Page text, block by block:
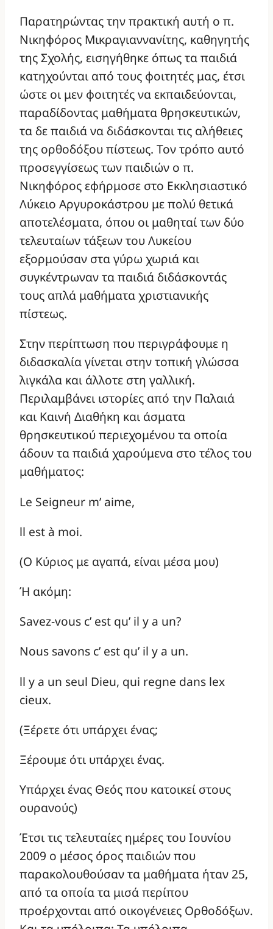
Παρατηρώντας την πρακτική αυτή ο π.
Νικηφόρος Μικραγιαννανίτης, καθηγητής
της Σχολής, εισηγήθηκε όπως τα παιδιά
κατηχούνται από τους φοιτητές μας, έτσι
ώστε οι μεν φοιτητές να εκπαιδεύονται,
παραδίδοντας μαθήματα θρησκευτικών,
τα δε παιδιά να διδάσκονται τις αλήθειες
της ορθοδόξου πίστεως. Τον τρόπο αυτό
προσεγγίσεως των παιδιών ο π.
Νικηφόρος εφήρμοσε στο Εκκλησιαστικό
Λύκειο Αργυροκάστρου με πολύ θετικά
αποτελέσματα, όπου οι μαθηταί των δύο
τελευταίων τάξεων του Λυκείου
εξορμούσαν στα γύρω χωριά και
συγκέντρωναν τα παιδιά διδάσκοντάς
τους απλά μαθήματα χριστιανικής
πίστεως.
Στην περίπτωση που περιγράφουμε η
διδασκαλία γίνεται στην τοπική γλώσσα
λιγκάλα και άλλοτε στη γαλλική.
Περιλαμβάνει ιστορίες από την Παλαιά
και Καινή Διαθήκη και άσματα
θρησκευτικού περιεχομένου τα οποία
άδουν τα παιδιά χαρούμενα στο τέλος του
μαθήματος:
Le Seigneur m’ aime,
ll est à moi.
(Ο Κύριος με αγαπά, είναι μέσα μου)
Ή ακόμη:
Savez-vous c’ est qu’ il y a un?
Nous savons c’ est qu’ il y a un.
ll y a un seul Dieu, qui regne dans lex
cieux.
(Ξέρετε ότι υπάρχει ένας;
Ξέρουμε ότι υπάρχει ένας.
Υπάρχει ένας Θεός που κατοικεί στους
ουρανούς)
Έτσι τις τελευταίες ημέρες του Ιουνίου
2009 ο μέσος όρος παιδιών που
παρακολουθούσαν τα μαθήματα ήταν 25,
από τα οποία τα μισά περίπου
προέρχονται από οικογένειες Ορθοδόξων.